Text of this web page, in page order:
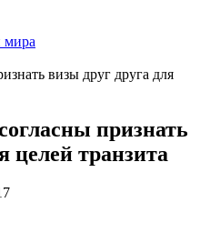
мира
визы друг друга для
признать
целей транзита